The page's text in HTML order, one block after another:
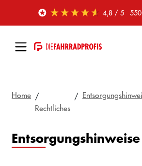
Zum Hauptinhalt springen 4,8/ 5 550
Home
Rechtliches
Entsorgungshinweise